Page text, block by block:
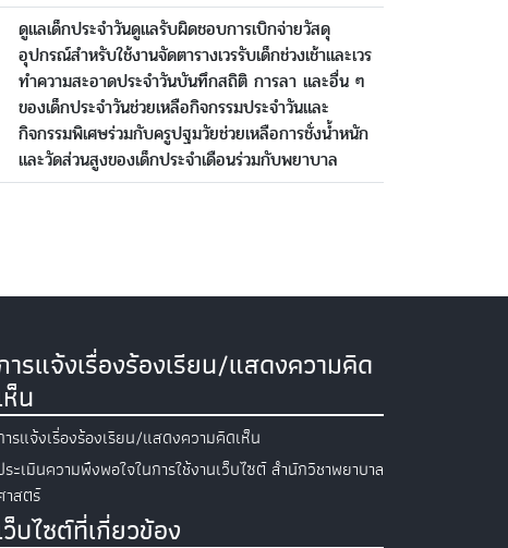
ดูแลเด็กประจำวันดูแลรับผิดชอบการเบิกจ่ายวัสดุ
อุปกรณ์สำหรับใช้งานจัดตารางเวรรับเด็กช่วงเช้าและเวร
ทำความสะอาดประจำวันบันทึกสถิติ การลา และอื่น ๆ
ของเด็กประจำวันช่วยเหลือกิจกรรมประจำวันและ
กิจกรรมพิเศษร่วมกับครูปฐมวัยช่วยเหลือการชั่งน้ำหนัก
และวัดส่วนสูงของเด็กประจำเดือนร่วมกับพยาบาล
ารแจ้งเรื่องร้องเรียน/แสดงความคิด
ห็น
ารแจ้งเรื่องร้องเรียน/แสดงความคิดเห็น
ระเมินความพึงพอใจในการใช้งานเว็บไซต์ สำนักวิชาพยาบาล
าสตร์
ว็บไซต์ที่เกี่ยวข้อง